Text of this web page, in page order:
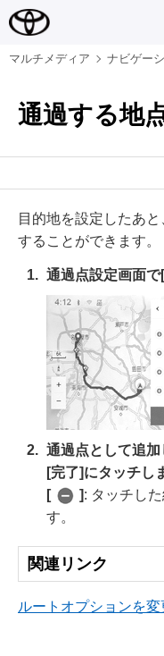
マルチメディア ナビゲー
通過する地
目的地を設定したあ
することができます。
通過点設定画面で[‍
通過点として追加
[‍完了‍]にタッチし
[‍
‍]: タッチし
す。
関連リンク
ルートオプションを変